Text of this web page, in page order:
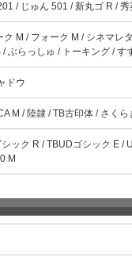
/ じゅん 501 / 新丸ゴ R /
ク M / フォーク M / シネマレ
/ ぶらっしゅ / トーキング / す
ドウ
M / 陸隷 / TB古印体 / さくら
ック R / TBUDゴシック E /
M